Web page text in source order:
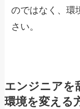
のではなく、環
さい。
エンジニアを
環境を変える